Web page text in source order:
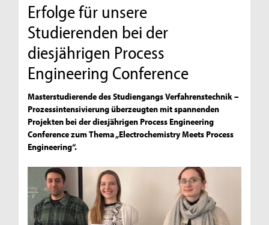
Erfolge für unsere
Studierenden bei der
diesjährigen Process
Engineering Conference
Masterstudierende des Studiengangs Verfahrenstechnik –
Prozessintensivierung überzeugten mit spannenden
Projekten bei der diesjährigen Process Engineering
Conference zum Thema „Electrochemistry Meets Process
Engineering“.